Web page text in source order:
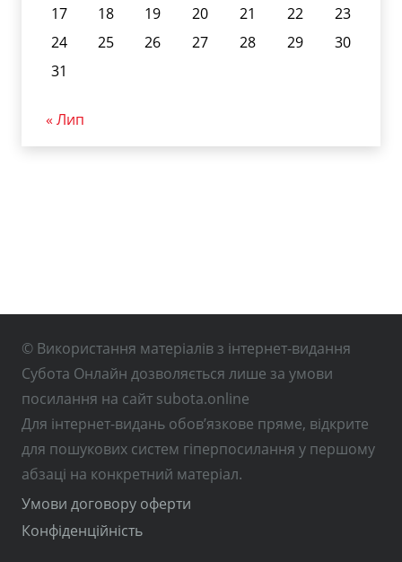
17
18 19 20 21 22
23
24
25 26 27 28 29
30
31
« Лип
© Використання матеріалів з інтернет-видання
Субота Онлайн дозволяється лише за умови
посилання на сайт subota.online
Для інтернет-видань обов’язкове пряме, відкрите
для пошукових систем гіперпосилання у першому
абзаці на конкретний матеріал.
Умови договору оферти
Конфіденційність